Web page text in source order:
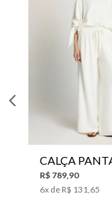
R$ 789 90
6x de R$ 131 65